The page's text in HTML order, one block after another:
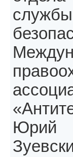
службы
Юрий